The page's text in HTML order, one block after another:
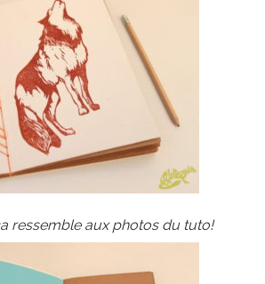
ressemble aux photos du tuto!